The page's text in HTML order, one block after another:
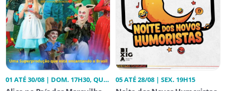
01 ATÉ 30/08 | DOM. 17H30, QUA.
17H30, SÁB. 17H30
05 ATÉ 28/08 | SEX. 19H15